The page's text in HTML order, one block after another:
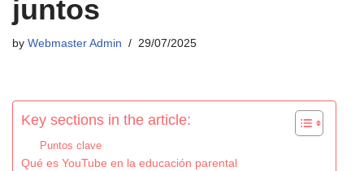
juntos
by Webmaster Admin 29/07/2025
Key sections in the article:
Puntos clave
Qué es YouTube en la educación parental